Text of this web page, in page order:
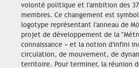
volonté politique et l'ambition des
membres. Ce changement est
logotype représentant l'anneau de
projet de développement de la
connaissance » et la notion d'infini
circulation, de mouvement, de
territoire. Pour terminer, la réunion